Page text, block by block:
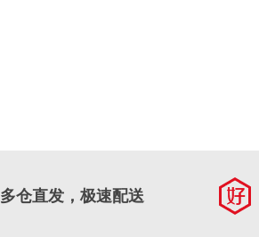
多仓直发，极速配送